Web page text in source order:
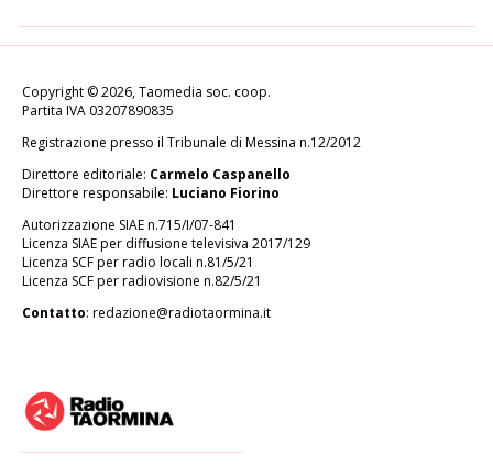
Copyright © 2026, Taomedia soc. coop.
Partita IVA 03207890835
Registrazione presso il Tribunale di Messina n.12/2012
Direttore editoriale: Carmelo Caspanello
Direttore responsabile: Luciano Fiorino
Autorizzazione SIAE n.715/I/07-841
Licenza SIAE per diffusione televisiva 2017/129
Licenza SCF per radio locali n.81/5/21
Licenza SCF per radiovisione n.82/5/21
Contatto: redazione@radiotaormina.it